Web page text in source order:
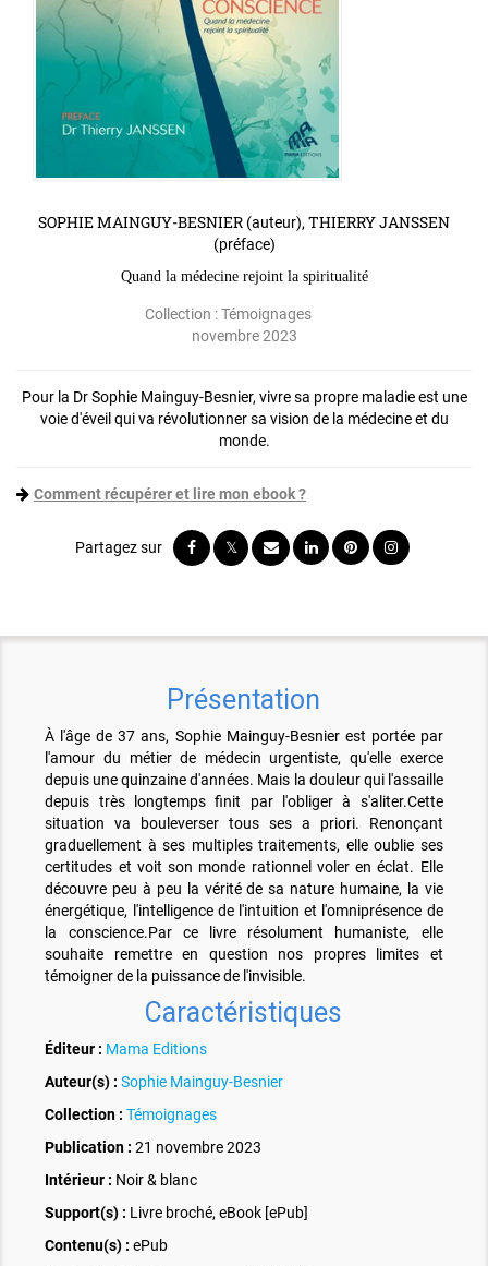
SOPHIE MAINGUY-BESNIER (auteur), THIERRY JANSSEN
(préface)
Quand la médecine rejoint la spiritualité
Collection :Témoignages
novembre 2023
Pour la Dr Sophie Mainguy-Besnier, vivre sa propre maladie est une
voie d'éveil qui va révolutionner sa vision de la médecine et du
monde.
Comment récupérer et lire mon ebook ?
Présentation
À l'âge de 37 ans, Sophie Mainguy-Besnier est portée par
l'amour du métier de médecin urgentiste, qu'elle exerce
depuis une quinzaine d'années. Mais la douleur qui l'assaille
depuis très longtemps finit par l'obliger à s'aliter.Cette
situation va bouleverser tous ses a priori. Renonçant
graduellement à ses multiples traitements, elle oublie ses
certitudes et voit son monde rationnel voler en éclat. Elle
découvre peu à peu la vérité de sa nature humaine, la vie
énergétique, l'intelligence de l'intuition et l'omniprésence de
la conscience.Par ce livre résolument humaniste, elle
souhaite remettre en question nos propres limites et
témoigner de la puissance de l'invisible.
Caractéristiques
Éditeur : Mama Editions
Auteur(s) : Sophie Mainguy-Besnier
Collection : Témoignages
Publication : 21 novembre 2023
Intérieur : Noir & blanc
Support(s) : Livre broché, eBook [ePub]
Contenu(s) : ePub